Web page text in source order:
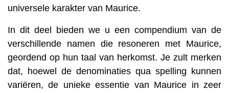
universele karakter van Maurice.
In dit deel bieden we u een compendium van de
verschillende namen die resoneren met Maurice,
geordend op hun taal van herkomst. Je zult merken
dat, hoewel de denominaties qua spelling kunnen
variëren, de unieke essentie van Maurice in zeer